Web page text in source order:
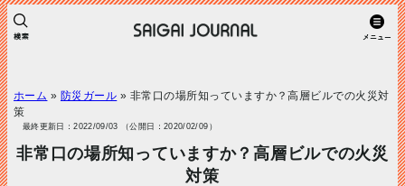
ホーム » 防災ガール » 非常口の場所知っていますか？高層ビルでの火災対
策
最終更新日：2022/09/03 （公開日：2020/02/09）
非常口の場所知っていますか？高層ビルでの火災
対策